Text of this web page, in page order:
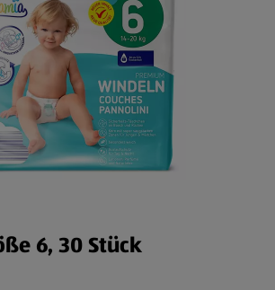
6, 30 Stück